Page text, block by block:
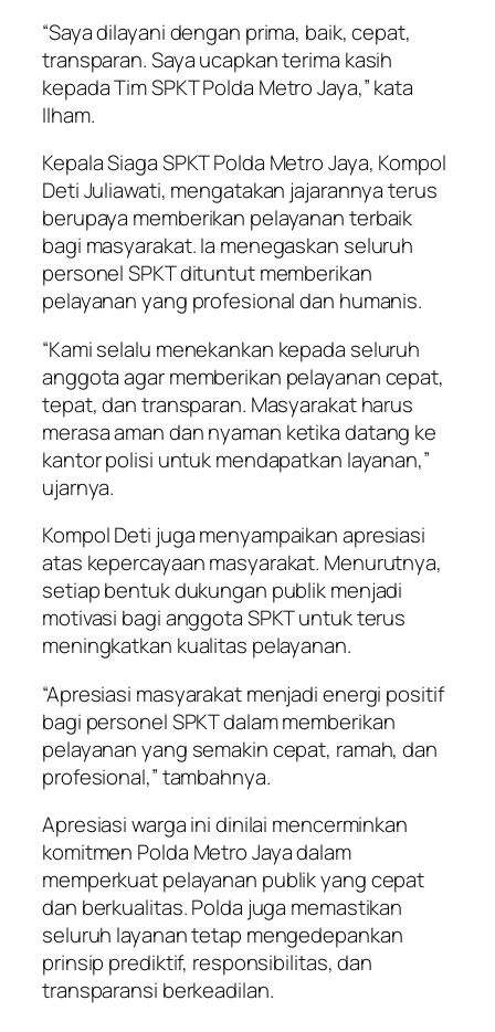
“Saya dilayani dengan prima, baik, cepat,
transparan. Saya ucapkan terima kasih
kepada Tim SPKT Polda Metro Jaya,” kata
Ilham.
Kepala Siaga SPKT Polda Metro Jaya, Kompol
Deti Juliawati, mengatakan jajarannya terus
berupaya memberikan pelayanan terbaik
bagi masyarakat. Ia menegaskan seluruh
personel SPKT dituntut memberikan
pelayanan yang profesional dan humanis.
“Kami selalu menekankan kepada seluruh
anggota agar memberikan pelayanan cepat,
tepat, dan transparan. Masyarakat harus
merasa aman dan nyaman ketika datang ke
kantor polisi untuk mendapatkan layanan,”
ujarnya.
Kompol Deti juga menyampaikan apresiasi
atas kepercayaan masyarakat. Menurutnya,
setiap bentuk dukungan publik menjadi
motivasi bagi anggota SPKT untuk terus
meningkatkan kualitas pelayanan.
“Apresiasi masyarakat menjadi energi positif
bagi personel SPKT dalam memberikan
pelayanan yang semakin cepat, ramah, dan
profesional,” tambahnya.
Apresiasi warga ini dinilai mencerminkan
komitmen Polda Metro Jaya dalam
memperkuat pelayanan publik yang cepat
dan berkualitas. Polda juga memastikan
seluruh layanan tetap mengedepankan
prinsip prediktif, responsibilitas, dan
transparansi berkeadilan.